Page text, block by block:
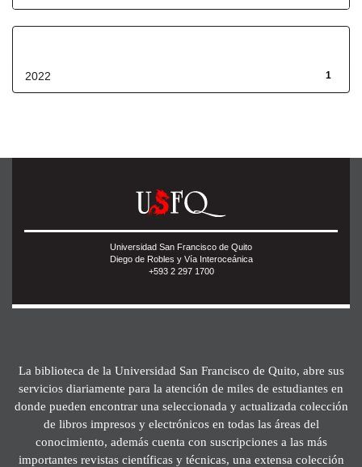
1
2022
Universidad San Francisco de Quito
Diego de Robles y Vía Interoceánica
+593 2 297 1700
La biblioteca de la Universidad San Francisco de Quito, abre sus
servicios diariamente para la atención de miles de estudiantes en
donde pueden encontrar una seleccionada y actualizada colección
de libros impresos y electrónicos en todas las áreas del
conocimiento, además cuenta con suscripciones a las más
importantes revistas científicas y técnicas, una extensa colección